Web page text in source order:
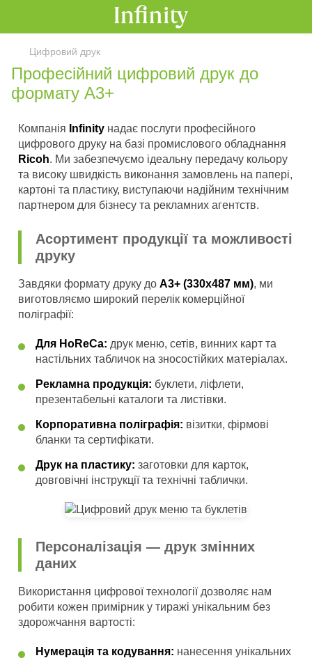
Цифровий друк
Професійний цифровий друк до
формату A3+
Компанія Infinity надає послуги професійного
цифрового друку на базі промислового обладнання
Ricoh. Ми забезпечуємо ідеальну передачу кольору
та високу швидкість виконання замовлень на папері,
картоні та пластику, виступаючи надійним технічним
партнером для бізнесу та рекламних агентств.
Асортимент продукції та можливості
друку
Завдяки формату друку до A3+ (330х487 мм), ми
виготовляємо широкий перелік комерційної
поліграфії:
Для HoReCa: друк меню, сетів, винних карт та
настільних табличок на зносостійких матеріалах.
Рекламна продукція: буклети, ліфлети,
презентабельні каталоги та листівки.
Корпоративна поліграфія: візитки, фірмові
бланки та сертифікати.
Друк на пластику: заготовки для карток,
довговічні інструкції та технічні таблички.
Персоналізація — друк змінних
даних
Використання цифрової технології дозволяє нам
робити кожен примірник у тиражі унікальним без
здорожчання вартості:
Нумерація та кодування: нанесення унікальних